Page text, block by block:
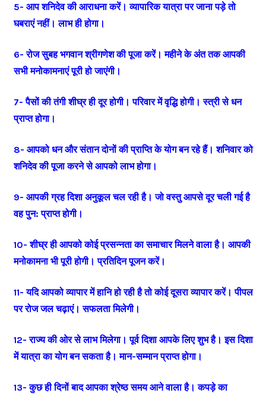
5- आप शनिदेव की आराधना करें। व्यापारिक यात्रा पर जाना पड़े तो
घबराएं नहीं। लाभ ही होगा।
6- रोज सुबह भगवान श्रीगणेश की पूजा करें। महीने के अंत तक आपकी
सभी मनोकामनाएं पूरी हो जाएंगी।
7- पैसों की तंगी शीघ्र ही दूर होगी। परिवार में वृद्धि होगी। स्त्री से धन
प्राप्त होगा।
8- आपको धन और संतान दोनों की प्राप्ति के योग बन रहे हैं। शनिवार को
शनिदेव की पूजा करने से आपको लाभ होगा।
9- आपकी ग्रह दिशा अनुकूल चल रही है। जो वस्तु आपसे दूर चली गई है
वह पुन: प्राप्त होगी।
10- शीघ्र ही आपको कोई प्रसन्नता का समाचार मिलने वाला है। आपकी
मनोकामना भी पूरी होगी। प्रतिदिन पूजन करें।
11- यदि आपको व्यापार में हानि हो रही है तो कोई दूसरा व्यापार करें। पीपल
पर रोज जल चढ़ाएं। सफलता मिलेगी।
12- राज्य की ओर से लाभ मिलेगा। पूर्व दिशा आपके लिए शुभ है। इस दिशा
में यात्रा का योग बन सकता है। मान-सम्मान प्राप्त होगा।
13- कुछ ही दिनों बाद आपका श्रेष्ठ समय आने वाला है। कपड़े का